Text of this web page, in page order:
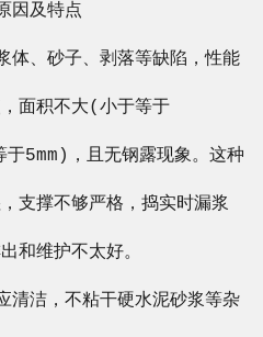
因及特点
体、砂子、剥落等缺陷，性能
面积不大(小于等于
5mm)，且无钢露现象。这种
支撑不够严格，捣实时漏浆
和维护不太好。
清洁，不粘干硬水泥砂浆等杂